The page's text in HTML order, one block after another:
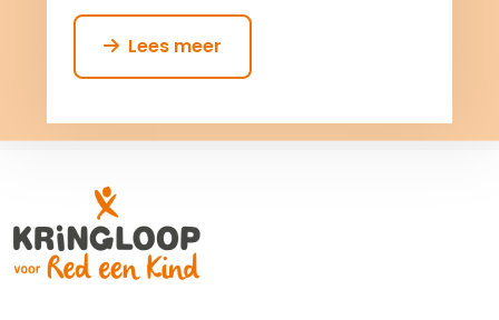
Lees meer
more
Vrijwilliger
Winkelcoördinator
Vrijwilligers
en